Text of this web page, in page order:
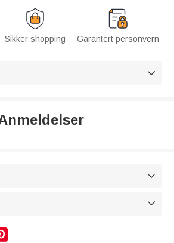
Sikker shopping Garantert personvern


